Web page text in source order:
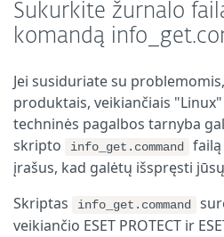
Sukurkite žurnalo
komandą
Jei susiduriate su
produktais, veikiančiais
techninės pagalbos tarnyba
skripto
info_get.command
įrašus, kad galėtų išspręsti
Skriptas
info_get.command
veikiančio ESET PROTECT ir